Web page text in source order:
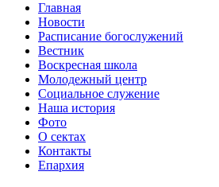
Главная
Новости
Расписание богослужений
Вестник
Воскресная школа
Молодежный центр
Социальное служение
Наша история
Фото
О сектах
Контакты
Епархия